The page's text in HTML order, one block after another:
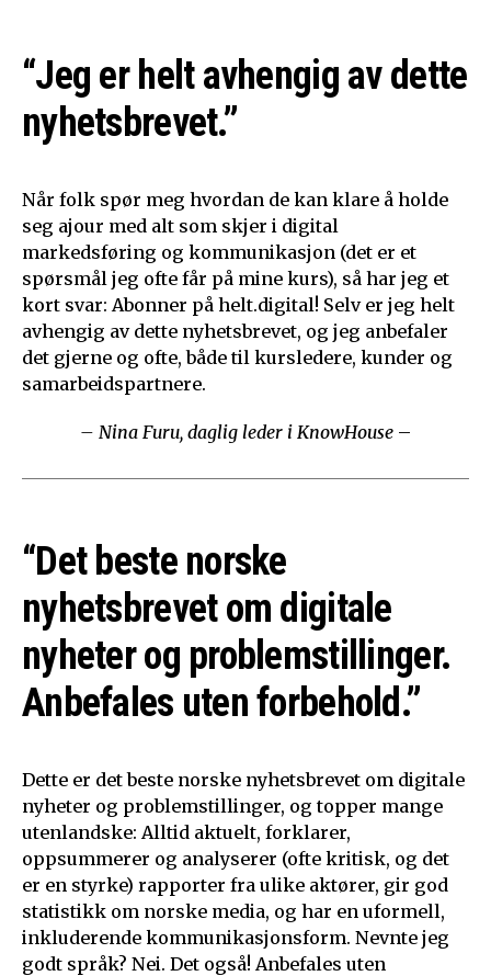
“Jeg er helt avhengig av dette
nyhetsbrevet.”
Når folk spør meg hvordan de kan klare å holde
seg ajour med alt som skjer i digital
markedsføring og kommunikasjon (det er et
spørsmål jeg ofte får på mine kurs), så har jeg et
kort svar: Abonner på helt.digital! Selv er jeg helt
avhengig av dette nyhetsbrevet, og jeg anbefaler
det gjerne og ofte, både til kursledere, kunder og
samarbeidspartnere.
– Nina Furu, daglig leder i KnowHouse –
“Det beste norske
nyhetsbrevet om digitale
nyheter og problemstillinger.
Anbefales uten forbehold.”
Dette er det beste norske nyhetsbrevet om digitale
nyheter og problemstillinger, og topper mange
utenlandske: Alltid aktuelt, forklarer,
oppsummerer og analyserer (ofte kritisk, og det
er en styrke) rapporter fra ulike aktører, gir god
statistikk om norske media, og har en uformell,
inkluderende kommunikasjonsform. Nevnte jeg
godt språk? Nei. Det også! Anbefales uten